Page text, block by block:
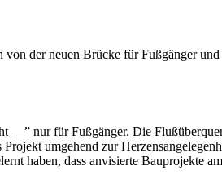
der neuen Brücke für Fußgänger
—” nur für Fußgänger. Die
umgehend zur
haben, dass anvisierte Bauprojekte